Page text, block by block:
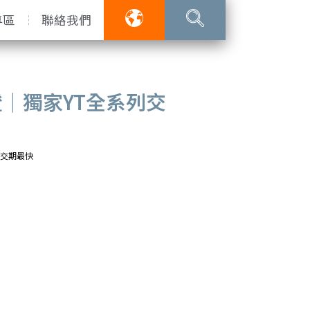
聯絡我們
獨家YT全系列交
期最快